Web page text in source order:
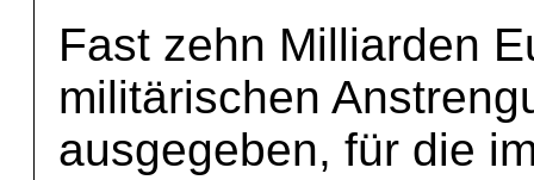
Fast zehn Milliarden
militärischen
ausgegeben, für die